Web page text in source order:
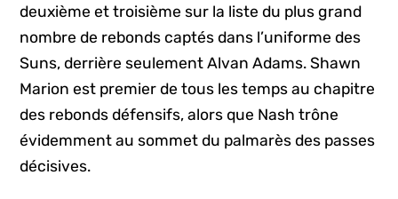
deuxième et troisième sur la liste du plus grand
nombre de rebonds captés dans l’uniforme des
Suns, derrière seulement Alvan Adams. Shawn
Marion est premier de tous les temps au chapitre
des rebonds défensifs, alors que Nash trône
évidemment au sommet du palmarès des passes
décisives.